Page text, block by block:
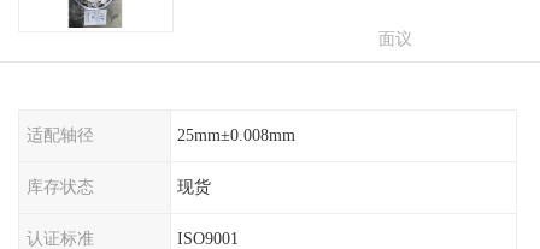
面议
适配轴径 25mm±0.008mm
库存状态 现货
认证标准 ISO9001